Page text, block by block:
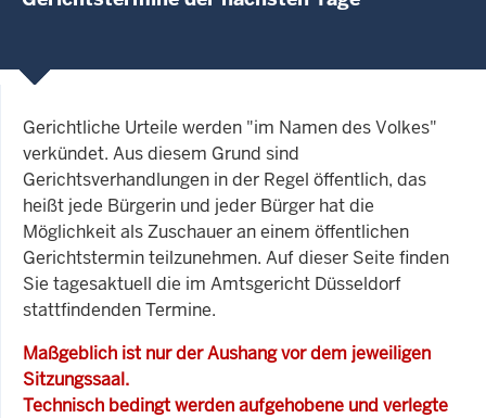
Gerichtliche Urteile werden "im Namen des Volkes"
verkündet. Aus diesem Grund sind
Gerichtsverhandlungen in der Regel öffentlich, das
heißt jede Bürgerin und jeder Bürger hat die
Möglichkeit als Zuschauer an einem öffentlichen
Gerichtstermin teilzunehmen. Auf dieser Seite finden
Sie tagesaktuell die im Amtsgericht Düsseldorf
stattfindenden Termine.
Maßgeblich ist nur der Aushang vor dem jeweiligen
Sitzungssaal.
Technisch bedingt werden aufgehobene und verlegte